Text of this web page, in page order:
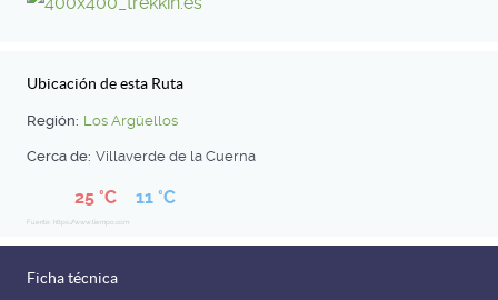
Ubicación de esta Ruta
Región: Los Argüellos
Cerca de: Villaverde de la Cuerna
25 °C 11 °C
Fuente: https://www.tiempo.com
Ficha técnica